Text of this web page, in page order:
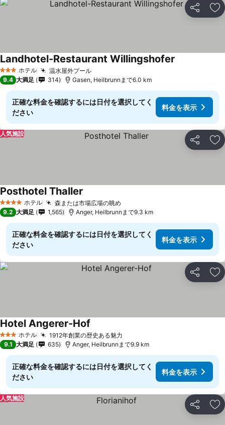
シェア お
3 ホテルのランク
ホテル 温水屋外プール
Landhotel-Restaurant Willingshofer
9.4 大満足 314 Gasen, Heilbrunnまで6.0 km
正確な料金を確認するには日付を選択してく
ださい
料金を表示
シェア お
人気施設
4 ホテルのランク
ホテル 森または市場広場の眺め
Posthotel Thaller
9.2 大満足 1,565 Anger, Heilbrunnまで9.3 km
正確な料金を確認するには日付を選択してく
ださい
料金を表示
シェア お
3 ホテルのランク
ホテル 1912年創業の歴史ある魅力
Hotel Angerer-Hof
9.1 大満足 635 Anger, Heilbrunnまで9.9 km
正確な料金を確認するには日付を選択してく
ださい
料金を表示
シェア お
人気施設